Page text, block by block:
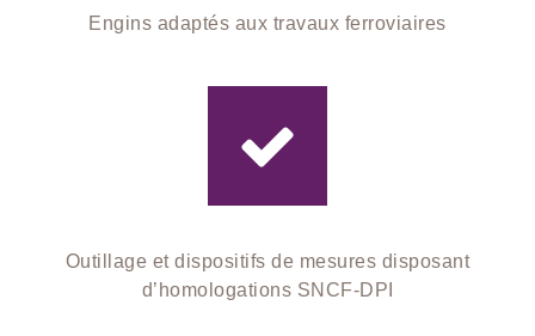
Engins adaptés aux travaux ferroviaires
Outillage et dispositifs de mesures disposant
d’homologations SNCF-DPI